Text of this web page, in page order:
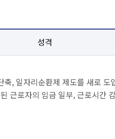
성격
, 일자리순환제 제도를 새로
근로자의 임금 일부, 근로시간